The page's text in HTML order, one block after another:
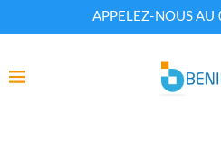
APPELEZ-NOUS